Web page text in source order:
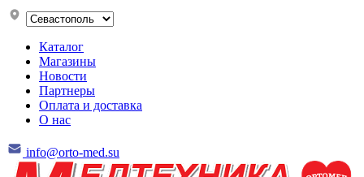
Каталог
Магазины
Новости
Партнеры
Оплата и доставка
О нас
info@orto-med.su